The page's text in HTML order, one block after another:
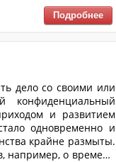
у государственных
обеспече...
дело со своими или
конфиденциальный
и развитием
одновременно и
крайне размыты.
например, о времени